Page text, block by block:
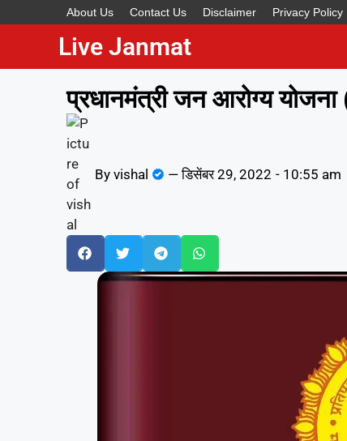
About Us Contact Us Disclaimer Privacy Policy
Live Janmat
प्रधानमंत्री जन आरोग्य
By vishal — डिसेंबर 29, 2022 - 10:55 am